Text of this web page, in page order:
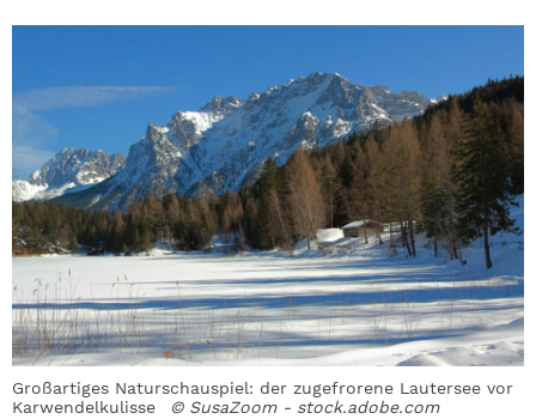
Großartiges Naturschauspiel: der zugefrorene Lautersee vor
Karwendelkulisse
© SusaZoom - stock.adobe.com